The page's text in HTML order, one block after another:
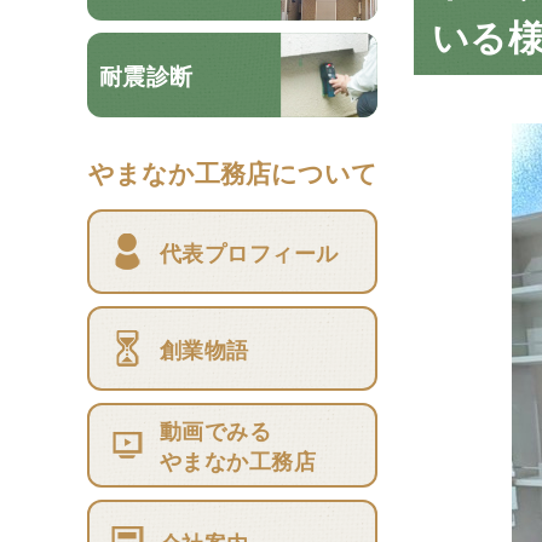
耐震診断
やまなか工務店について
代表プロフィール
創業物語
動画でみる
やまなか工務店
いる